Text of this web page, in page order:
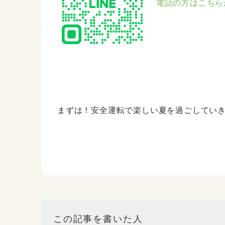
電話の方はこちら
まずは！安全運転で楽しい夏を過ごしてい
この記事を書いた人